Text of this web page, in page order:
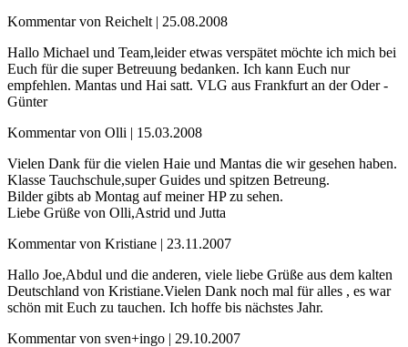
Kommentar von Reichelt | 25.08.2008
Hallo Michael und Team,leider etwas verspätet möchte ich mich bei
Euch für die super Betreuung bedanken. Ich kann Euch nur
empfehlen. Mantas und Hai satt. VLG aus Frankfurt an der Oder -
Günter
Kommentar von Olli | 15.03.2008
Vielen Dank für die vielen Haie und Mantas die wir gesehen haben.
Klasse Tauchschule,super Guides und spitzen Betreung.
Bilder gibts ab Montag auf meiner HP zu sehen.
Liebe Grüße von Olli,Astrid und Jutta
Kommentar von Kristiane | 23.11.2007
Hallo Joe,Abdul und die anderen, viele liebe Grüße aus dem kalten
Deutschland von Kristiane.Vielen Dank noch mal für alles , es war
schön mit Euch zu tauchen. Ich hoffe bis nächstes Jahr.
Kommentar von sven+ingo | 29.10.2007